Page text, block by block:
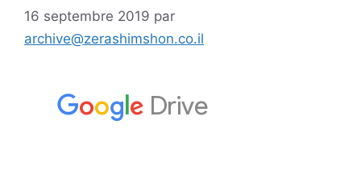
16 septembre 2019 par
archive@zerashimshon.co.il